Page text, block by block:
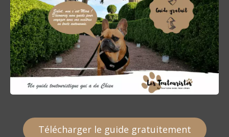
Télécharger le guide gratuitement